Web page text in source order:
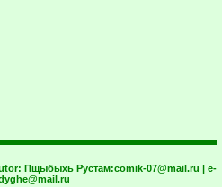
Пщыбыхь Рустам:comik-07@mail.ru | e-